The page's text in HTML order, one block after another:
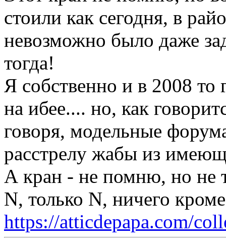
стоили как сегодня, в
невозможно было даже
тогда!
Я собственно и в 2008 то
на ибее.... но, как
говоря, модельные
расстрелу жабы из
А кран - не помню, но не
N, только N, ничего
https://atticdepapa.com/